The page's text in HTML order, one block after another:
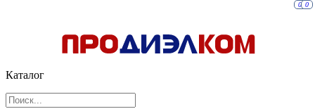
Каталог
0 0